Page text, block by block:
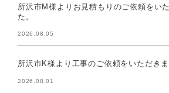
所沢市M様よりお見積もりのご依頼をい
た。
2026.08.05
所沢市K様より工事のご依頼をいただきま
2026.08.01